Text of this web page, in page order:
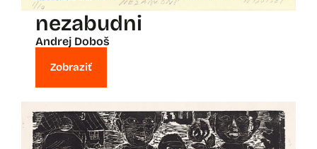
nezabudni
Andrej Doboš
Zobraziť